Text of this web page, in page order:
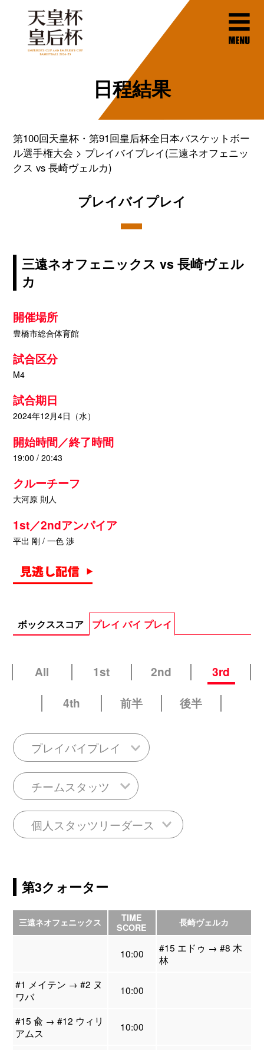
日程結果
第100回天皇杯・第91回皇后杯全日本バスケットボー
ル選手権大会
プレイバイプレイ(三遠ネオフェニッ
クス vs 長崎ヴェルカ)
プレイバイプレイ
三遠ネオフェニックス vs 長崎ヴェル
カ
開催場所
豊橋市総合体育館
試合区分
M4
試合期日
2024年12月4日（水）
開始時間／終了時間
19:00 / 20:43
クルーチーフ
大河原 則人
1st／2ndアンパイア
平出 剛 / 一色 渉
ボックススコア プレイ バイ プレイ
All 1st 2nd
3rd
4th
前半 後半
プレイバイプレイ
チームスタッツ
個人スタッツリーダース
第3クォーター
三遠ネオフェニックス
TIME
SCORE
長崎ヴェルカ
10:00
#15 エドゥ → #8 木
林
#1 メイテン → #2 ヌ
ワバ
10:00
#15 兪 → #12 ウィリ
アムス
10:00